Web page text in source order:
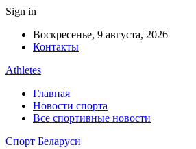
Sign in
Воскресенье, 9 августа, 2026
Контакты
Athletes
Главная
Новости спорта
Все спортивные новости
Спорт Беларуси